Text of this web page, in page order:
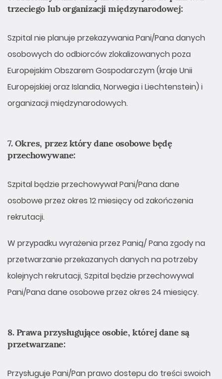
trzeciego lub organizacji międzynarodowej:
Szpital nie planuje przekazywania Pani/Pana danych
osobowych do odbiorców zlokalizowanych poza
Europejskim Obszarem Gospodarczym (kraje Unii
Europejskiej oraz Islandia, Norwegia i Liechtenstein) i
organizacji międzynarodowych.
7. Okres, przez który dane osobowe będę
przechowywane:
Szpital będzie przechowywał Pani/Pana dane
osobowe przez okres 12 miesięcy od zakończenia
rekrutacji.
W przypadku wyrażenia przez Panią/ Pana zgody na
przetwarzanie przekazanych danych na potrzeby
kolejnych rekrutacji, Szpital będzie przechowywal
Pani/Pana dane osobowe przez okres 24 miesięcy.
8. Prawa przysługujące osobie, której dane są
przetwarzane:
Przysługuje Pani/Pan prawo dostepu do treści swoich